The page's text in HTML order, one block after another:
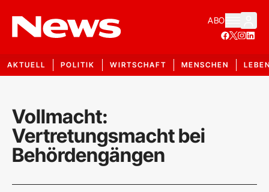
ABO
AKTUELL POLITIK WIRTSCHAFT MENSCHEN
Vollmacht:
Vertretungsmacht bei
Behördengängen